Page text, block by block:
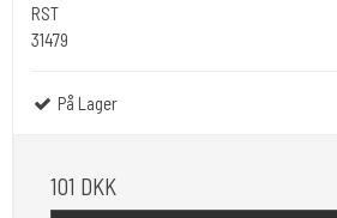
RST
31479
På Lager
101 DKK